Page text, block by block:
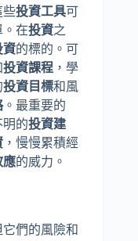
些投資工具可
。在投資之
資的標的。可
投資課程 ，學
投資目標和風
。最重要的
明的投資建
，慢慢累積經
應的威力。
它們的風險和